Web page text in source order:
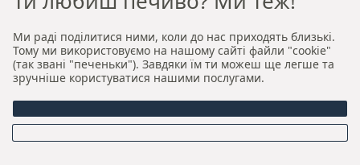
Про нас
Хто ми
Наша авторська модель продажу та оренди
Ми раді поділитися ними, коли до нас приходять близькі.
Тому ми використовуємо на нашому сайті файли "cookie"
(так звані "печеньки"). Завдяки їм ти можеш ще легше та
зручніше користуватися нашими послугами.